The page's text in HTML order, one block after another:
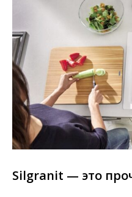
Silgranit — это